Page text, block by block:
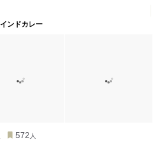
インドカレー
572 人